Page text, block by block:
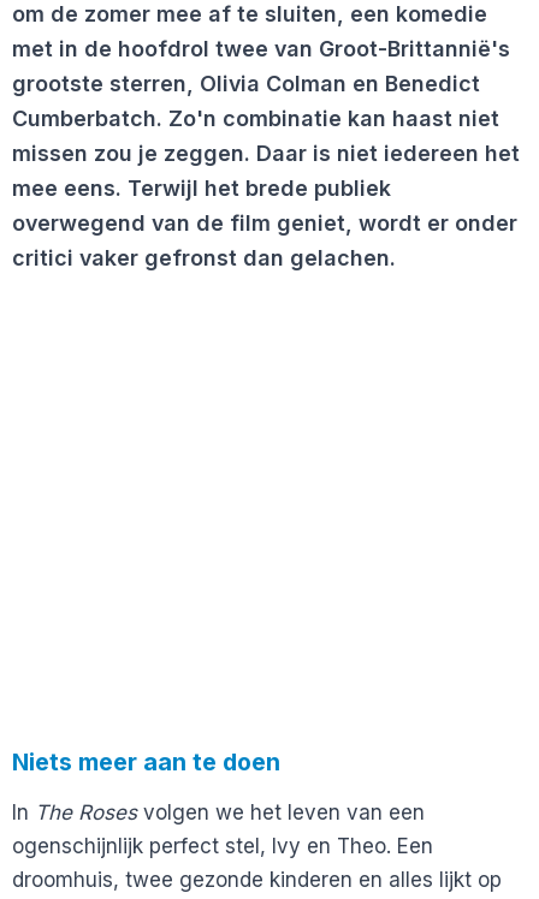
om de zomer mee af te sluiten, een komedie
met in de hoofdrol twee van Groot-Brittannië's
grootste sterren, Olivia Colman en Benedict
Cumberbatch. Zo'n combinatie kan haast niet
missen zou je zeggen. Daar is niet iedereen het
mee eens. Terwijl het brede publiek
overwegend van de film geniet, wordt er onder
critici vaker gefronst dan gelachen.
Niets meer aan te doen
In The Rosesvolgen we het leven van een
ogenschijnlijk perfect stel, Ivy en Theo. Een
droomhuis, twee gezonde kinderen en alles lijkt op